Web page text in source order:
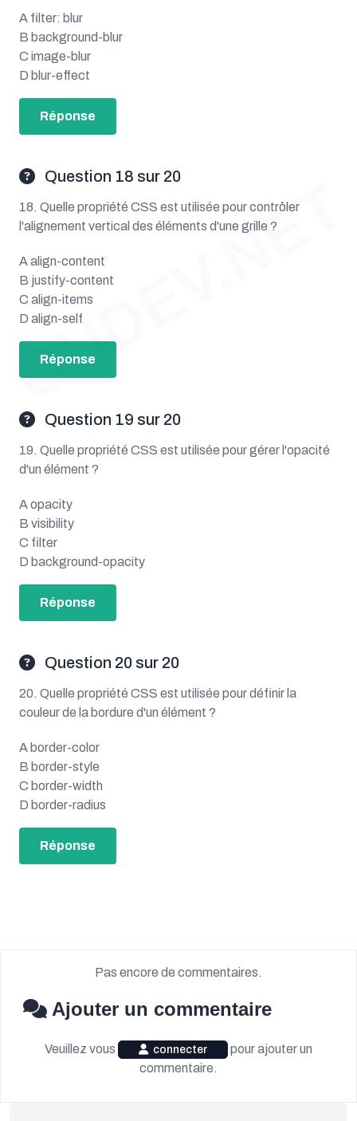
A filter: blur
B background-blur
C image-blur
D blur-effect
Réponse
Question 18 sur 20
18. Quelle propriété CSS est utilisée pour contrôler
l'alignement vertical des éléments d'une grille ?
A align-content
B justify-content
C align-items
D align-self
Réponse
Question 19 sur 20
19. Quelle propriété CSS est utilisée pour gérer l'opacité
d'un élément ?
A opacity
B visibility
C filter
D background-opacity
Réponse
Question 20 sur 20
20. Quelle propriété CSS est utilisée pour définir la
couleur de la bordure d'un élément ?
A border-color
B border-style
C border-width
D border-radius
Réponse
Pas encore de commentaires.
Ajouter un commentaire
Veuillez vous connecter
pour ajouter un
commentaire.
OUDEV.NET